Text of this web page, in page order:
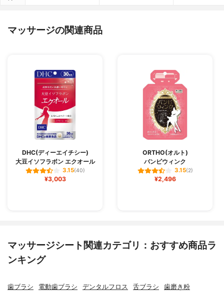
マッサージの関連商品
DHC(ディーエイチシー)
大豆イソフラボン エクオール
3.15(40)
¥3,003
ORTHO(オルト)
バンビウィンク
3.15(2)
¥2,496
マッサージシート関連カテゴリ：おすすめ商品ラ
ンキング
歯ブラシ 電動歯ブラシ デンタルフロス 舌ブラシ 歯磨き粉